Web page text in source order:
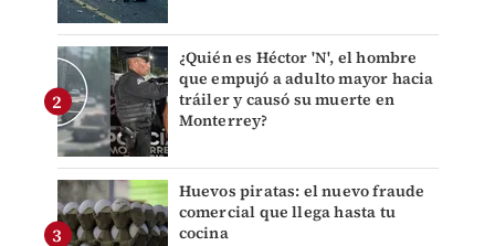
¿Quién es Héctor 'N', el hombre
que empujó a adulto mayor hacia
tráiler y causó su muerte en
Monterrey?
Huevos piratas: el nuevo fraude
comercial que llega hasta tu
cocina